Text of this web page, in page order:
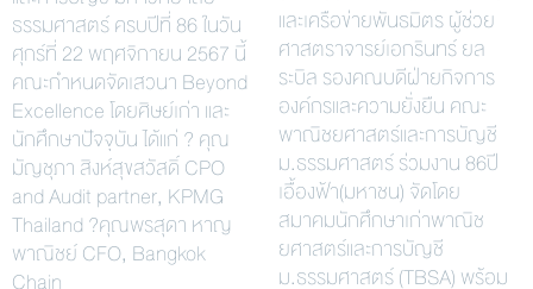
ธรรมศาสตร์ ครบปีที่ 86 ในวัน
ศุกร์ที่ 22 พฤศจิกายน 2567 นี้
คณะกำหนดจัดเสวนา Beyond
Excellence โดยศิษย์เก่า และ
นักศึกษาปัจจุบัน ได้แก่ ? คุณ
มัญชุภา สิงห์สุขสวัสดิ์ CPO
and Audit partner, KPMG
Thailand ?คุณพรสุดา หาญ
พาณิชย์ CFO, Bangkok
และเครือข่ายพันธมิตร ผู้ช่วย
ศาสตราจารย์เอกรินทร์ ยล
ระบิล รองคณบดีฝ่ายกิจการ
องค์กรและความยั่งยืน คณะ
พาณิชยศาสตร์และการบัญชี
ม.ธรรมศาสตร์ ร่วมงาน 86ปี
เอื้องฟ้า(มหาชน) จัดโดย
สมาคมนักศึกษาเก่าพาณิช
ยศาสตร์และการบัญชี
ม.ธรรมศาสตร์ (TBSA) พร้อม